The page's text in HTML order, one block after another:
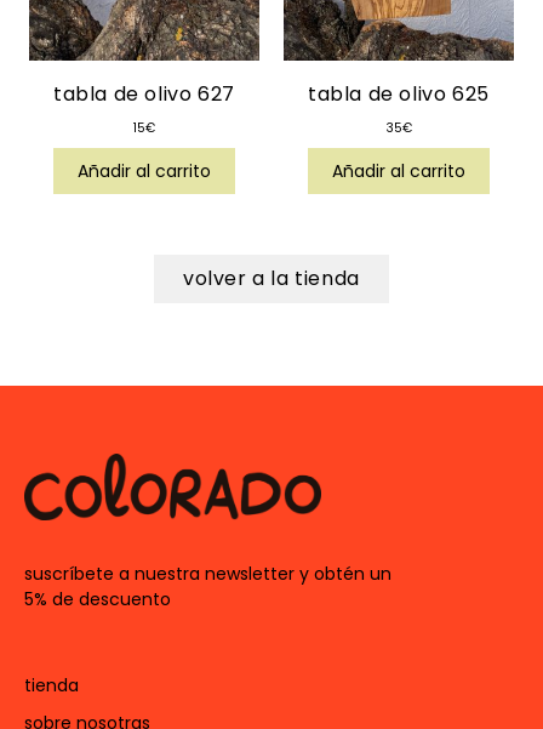
tabla de olivo 627
15€
Añadir al carrito
tabla de olivo 625
35€
Añadir al carrito
volver a la tienda
suscríbete a nuestra newsletter y obtén un
5% de descuento
tienda
sobre nosotras